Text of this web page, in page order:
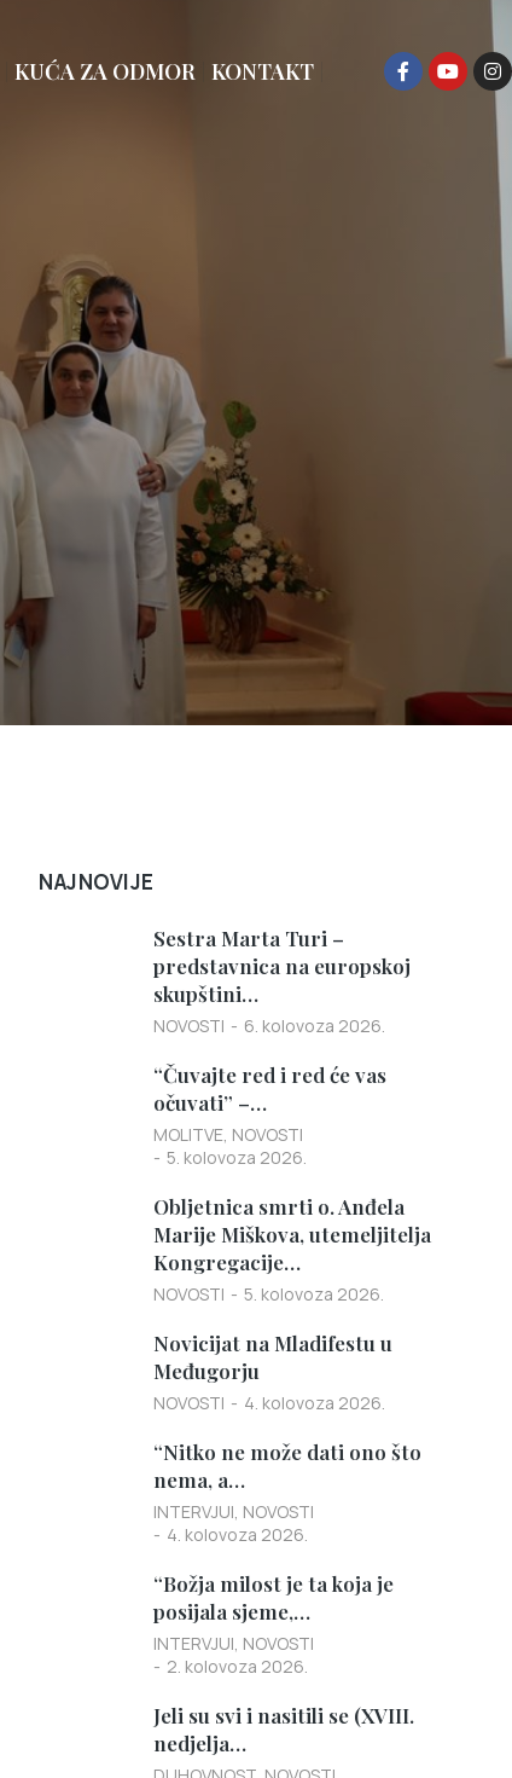
KUĆA ZA ODMOR KONTAKT
NAJNOVIJE
Sestra Marta Turi –
predstavnica na europskoj
skupštini…
NOVOSTI 6. kolovoza 2026.
“Čuvajte red i red će vas
očuvati” –…
MOLITVE, NOVOSTI
5. kolovoza 2026.
Obljetnica smrti o. Anđela
Marije Miškova, utemeljitelja
Kongregacije…
NOVOSTI 5. kolovoza 2026.
Novicijat na Mladifestu u
Međugorju
NOVOSTI 4. kolovoza 2026.
“Nitko ne može dati ono što
nema, a…
INTERVJUI, NOVOSTI
4. kolovoza 2026.
“Božja milost je ta koja je
posijala sjeme,…
INTERVJUI, NOVOSTI
2. kolovoza 2026.
Jeli su svi i nasitili se (XVIII.
nedjelja…